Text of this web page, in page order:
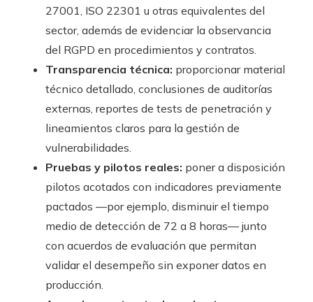
27001, ISO 22301 u otras equivalentes del
sector, además de evidenciar la observancia
del RGPD en procedimientos y contratos.
Transparencia técnica: proporcionar material
técnico detallado, conclusiones de auditorías
externas, reportes de tests de penetración y
lineamientos claros para la gestión de
vulnerabilidades.
Pruebas y pilotos reales: poner a disposición
pilotos acotados con indicadores previamente
pactados —por ejemplo, disminuir el tiempo
medio de detección de 72 a 8 horas— junto
con acuerdos de evaluación que permitan
validar el desempeño sin exponer datos en
producción.